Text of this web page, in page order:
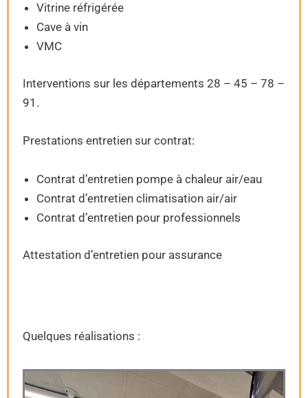
Vitrine réfrigérée
Cave à vin
VMC
Interventions sur les départements 28 – 45 – 78 –
91.
Prestations entretien sur contrat:
Contrat d’entretien pompe à chaleur air/eau
Contrat d’entretien climatisation air/air
Contrat d’entretien pour professionnels
Attestation d’entretien pour assurance
Quelques réalisations :